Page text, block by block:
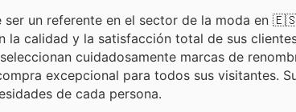
ser un referente en el sector de la moda en
la calidad y la satisfacción total de sus
cuidadosamente marcas de
excepcional para todos sus visitantes.
de cada persona.